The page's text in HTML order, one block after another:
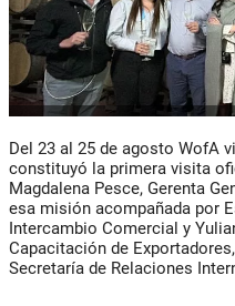
Del 23 al 25 de agosto WofA
constituyó la primera visita
Magdalena Pesce, Gerenta
esa misión acompañada por
Intercambio Comercial y
Capacitación de
Secretaría de Relaciones